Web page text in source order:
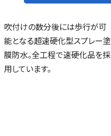
吹付けの数分後には歩行が可
能となる超速硬化型スプレー塗
膜防水。全工程で速硬化品を採
用しています。